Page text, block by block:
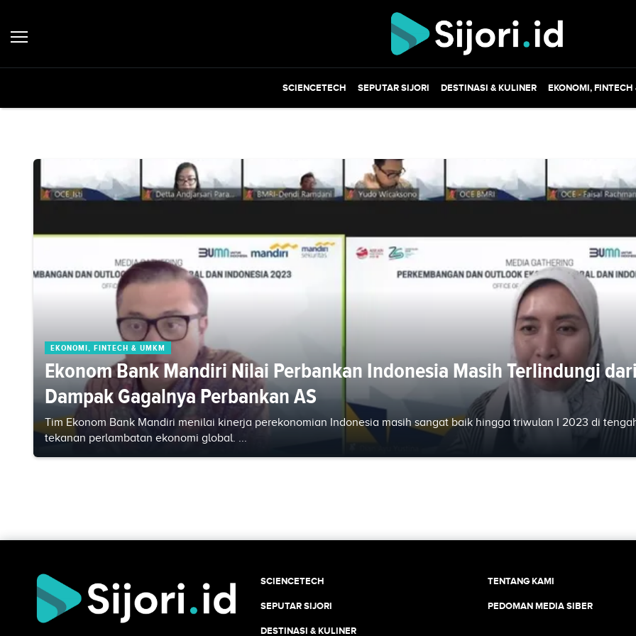
SCIENCETECH SEPUTAR SIJORI DESTINASI & KULINER EKONOMI, FINTECH
EKONOMI, FINTECH & UMKM
Ekonom Bank Mandiri Nilai Perbankan Indonesia Masih Terlindungi
Dampak Gagalnya Perbankan AS
Tim Ekonom Bank Mandiri menilai kinerja perekonomian Indonesia masih sangat baik hingga triwulan I 2023 di
tekanan perlambatan ekonomi global. ...
SCIENCETECH
SEPUTAR SIJORI
DESTINASI & KULINER
TENTANG KAMI
PEDOMAN MEDIA SIBER